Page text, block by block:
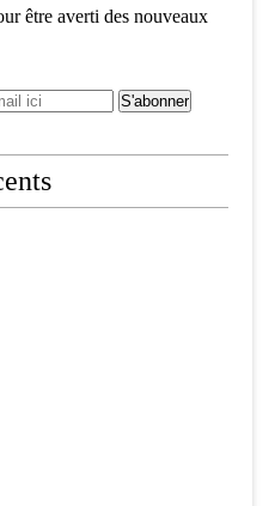
être averti des nouveaux